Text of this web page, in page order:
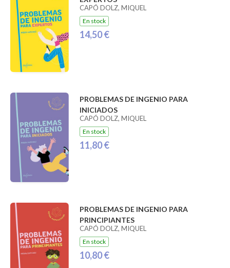
CAPÓ DOLZ, MIQUEL
En stock
14,50 €
PROBLEMAS DE INGENIO PARA
INICIADOS
CAPÓ DOLZ, MIQUEL
En stock
11,80 €
PROBLEMAS DE INGENIO PARA
PRINCIPIANTES
CAPÓ DOLZ, MIQUEL
En stock
10,80 €